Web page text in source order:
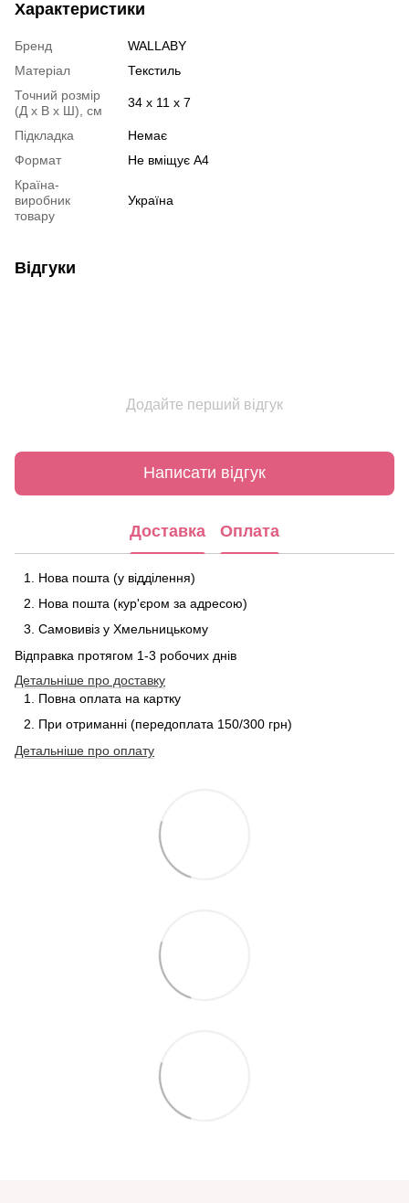
Характеристики
Бренд
WALLABY
Матеріал
Текстиль
Точний розмір
(Д х В х Ш), см
34 х 11 х 7
Підкладка
Немає
Формат
Не вміщує А4
Країна-
виробник
товару
Україна
Відгуки
Додайте перший відгук
Написати відгук
Доставка Оплата
Нова пошта (у відділення)
Нова пошта (кур'єром за адресою)
Самовивіз у Хмельницькому
Відправка протягом 1-3 робочих днів
Детальніше про доставку
Повна оплата на картку
При отриманні (передоплата 150/300 грн)
Детальніше про оплату